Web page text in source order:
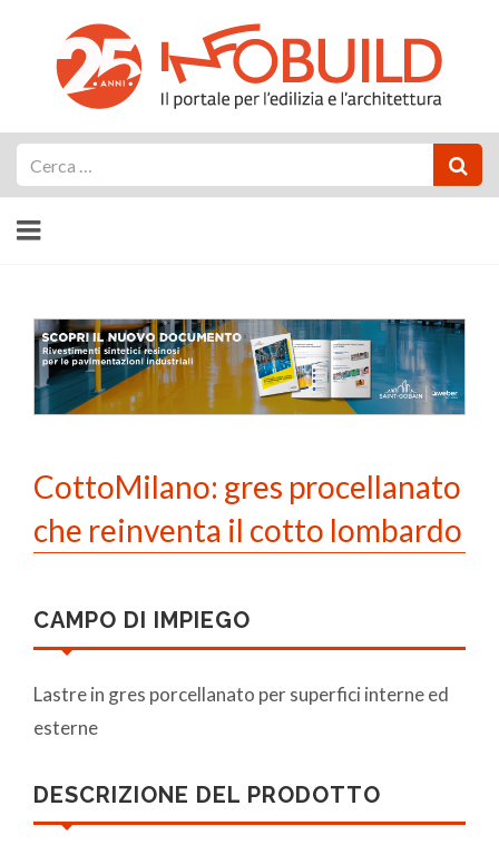
CottoMilano: gres procellanato
che reinventa il cotto lombardo
CAMPO DI IMPIEGO
Lastre in gres porcellanato per superfici interne ed
esterne
DESCRIZIONE DEL PRODOTTO